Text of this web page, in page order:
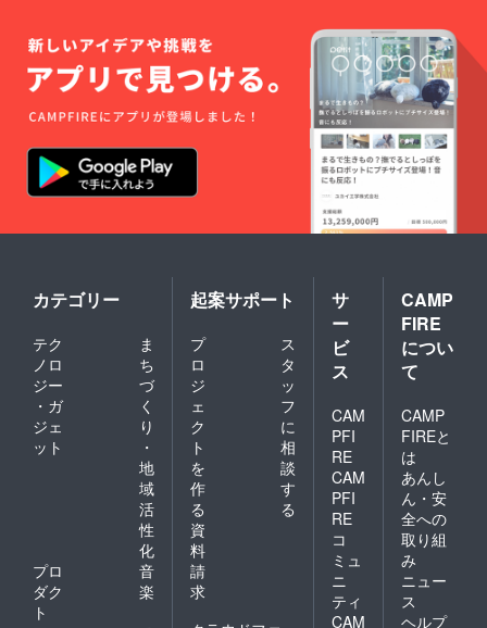
カテゴリー
テク
ノロ
ジー
・ガ
ジェ
ット
ま
ち
づ
く
り
・
地
域
活
性
化
プロ
ダク
ト
音
楽
起案サポート
プ
ロ
ジ
ェ
ク
ト
を
作
る
ス
タ
ッ
フ
に
相
談
す
る
資
料
請
求
サ
ー
ビ
ス
CAM
PFI
RE
CAM
PFI
RE
コ
ミュ
ニ
ティ
CAM
CAMP
FIRE
につい
て
CAMP
FIREと
は
あんし
ん・安
全への
取り組
み
ニュー
ス
ヘルプ